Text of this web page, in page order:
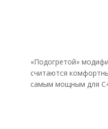
«Подогретой»
считаются
самым мощным для